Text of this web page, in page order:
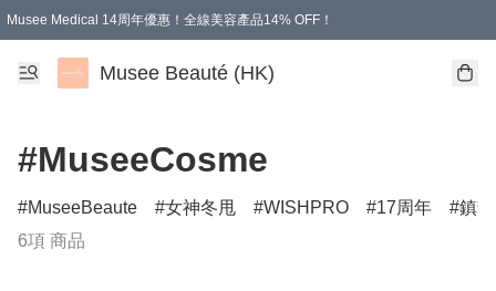
Musee Medical 14周年優惠！全線美容產品14% OFF！
凡購物滿HKD 500.00即享運費減免優惠
Musee Beauté (HK)
#MuseeCosme
MuseeBeaute 女神冬甩 WISHPRO 17周年
鎮
6項 商品